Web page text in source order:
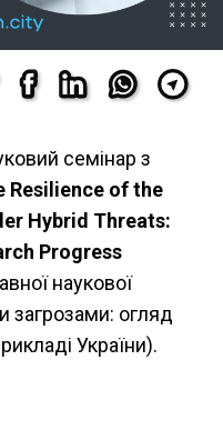
семінар з
Resilience of the
Hybrid Threats:
Progress
наукової
загрозами: огляд
України).